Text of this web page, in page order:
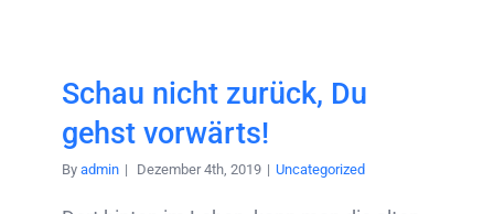
Schau nicht zurück, Du
gehst vorwärts!
By admin | Dezember 4th, 2019 | Uncategorized